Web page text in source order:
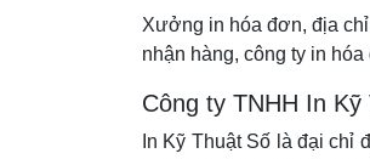
Xưởng in hóa đơn, địa
nhận hàng, công ty in
Công ty TNHH In Kỹ
In Kỹ Thuật Số là đại chỉ